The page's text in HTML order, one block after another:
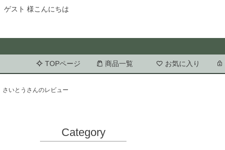
ゲスト 様こんにちは
TOPページ 商品一覧 お気に入り
さいとうさんのレビュー
Category